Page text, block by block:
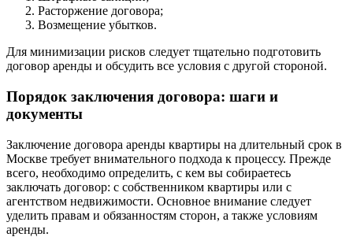
Расторжение договора;
Возмещение убытков.
Для минимизации рисков следует тщательно подготовить
договор аренды и обсудить все условия с другой стороной.
Порядок заключения договора: шаги и
документы
Заключение договора аренды квартиры на длительный срок в
Москве требует внимательного подхода к процессу. Прежде
всего, необходимо определить, с кем вы собираетесь
заключать договор: с собственником квартиры или с
агентством недвижимости. Основное внимание следует
уделить правам и обязанностям сторон, а также условиям
аренды.